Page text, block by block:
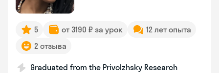
5 от 3190 ₽ за урок
12 лет опыта
2 отзыва
Graduated from the Privolzhsky Research